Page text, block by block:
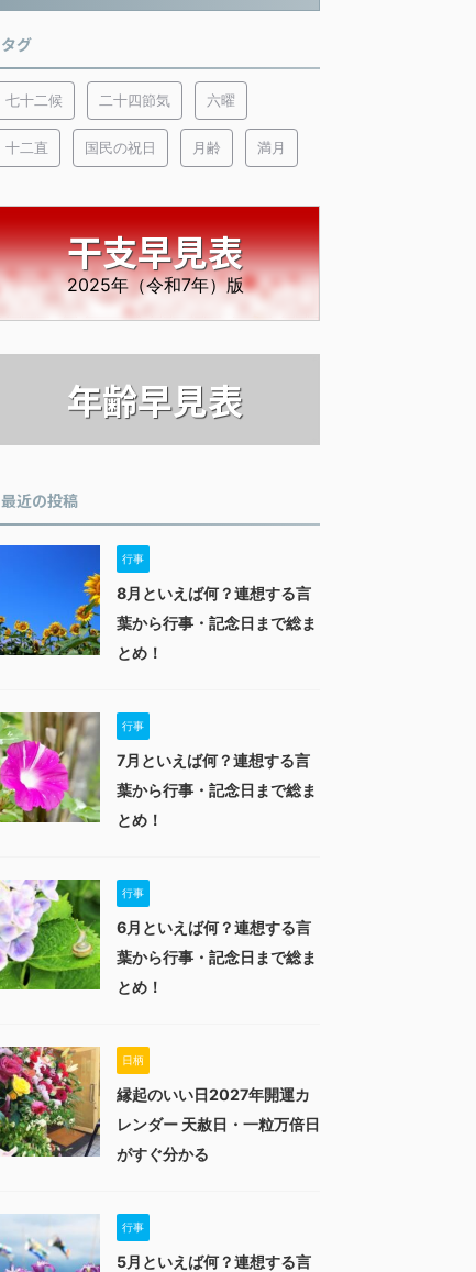
タグ
七十二候 二十四節気 六曜
十二直 国民の祝日 月齢 満月
干支早見表
2025年（令和7年）版
年齢早見表
最近の投稿
行事
8月といえば何？連想する言
葉から行事・記念日まで総ま
とめ！
行事
7月といえば何？連想する言
葉から行事・記念日まで総ま
とめ！
行事
6月といえば何？連想する言
葉から行事・記念日まで総ま
とめ！
日柄
縁起のいい日2027年開運カ
レンダー 天赦日・一粒万倍日
がすぐ分かる
行事
5月といえば何？連想する言